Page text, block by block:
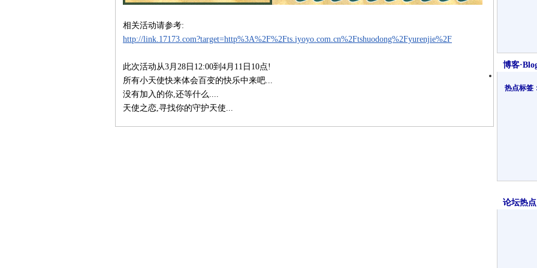
相关活动请参考:
http://link.17173.com?target=http%3A%2F%2Fts.iyoyo.com.cn%2Ftshuodong%2Fyurenjie%2F
此次活动从3月28日12:00到4月11日10点!
所有小天使快来体会百变的快乐中来吧...
没有加入的你,还等什么....
天使之恋,寻找你的守护天使...
博客
热点标签
论坛热点